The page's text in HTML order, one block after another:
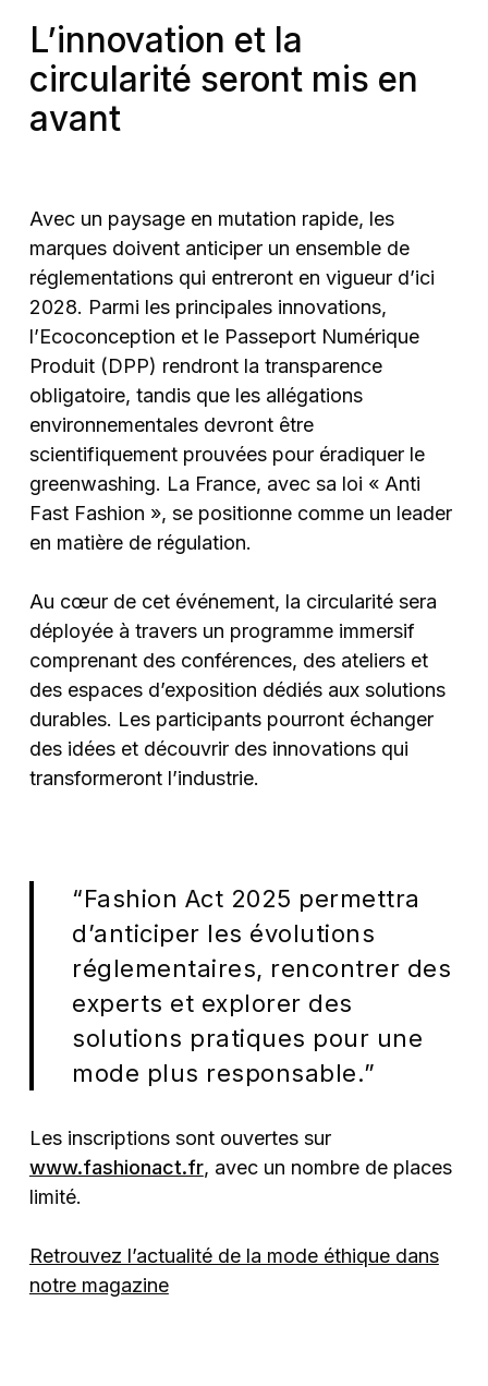
L’innovation et la
circularité seront mis en
avant
Avec un paysage en mutation rapide, les
marques doivent anticiper un ensemble de
réglementations qui entreront en vigueur d’ici
2028. Parmi les principales innovations,
l’Ecoconception et le Passeport Numérique
Produit (DPP) rendront la transparence
obligatoire, tandis que les allégations
environnementales devront être
scientifiquement prouvées pour éradiquer le
greenwashing. La France, avec sa loi « Anti
Fast Fashion », se positionne comme un leader
en matière de régulation.
Au cœur de cet événement, la circularité sera
déployée à travers un programme immersif
comprenant des conférences, des ateliers et
des espaces d’exposition dédiés aux solutions
durables. Les participants pourront échanger
des idées et découvrir des innovations qui
transformeront l’industrie.
“Fashion Act 2025 permettra
d’anticiper les évolutions
réglementaires, rencontrer des
experts et explorer des
solutions pratiques pour une
mode plus responsable.”
Les inscriptions sont ouvertes sur
www.fashionact.fr, avec un nombre de places
limité.
Retrouvez l’actualité de la mode éthique dans
notre magazine